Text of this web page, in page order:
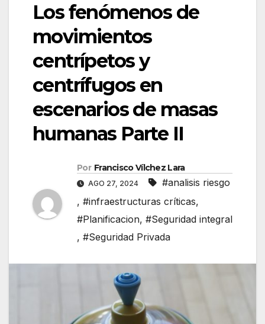
Los fenómenos de
movimientos
centrípetos y
centrífugos en
escenarios de masas
humanas Parte II
Por Francisco Vílchez Lara
AGO 27, 2024
#analisis riesgo
, #infraestructuras críticas,
#Planificacion, #Seguridad integral
, #Seguridad Privada